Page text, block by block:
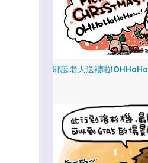
耶誕老人送禮啦!OHHoHo